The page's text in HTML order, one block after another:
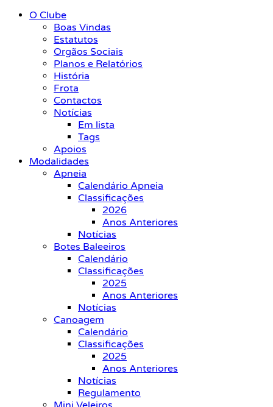
O Clube
Boas Vindas
Estatutos
Orgãos Sociais
Planos e Relatórios
História
Frota
Contactos
Notícias
Em lista
Tags
Apoios
Modalidades
Apneia
Calendário Apneia
Classificações
2026
Anos Anteriores
Notícias
Botes Baleeiros
Calendário
Classificações
2025
Anos Anteriores
Notícias
Canoagem
Calendário
Classificações
2025
Anos Anteriores
Notícias
Regulamento